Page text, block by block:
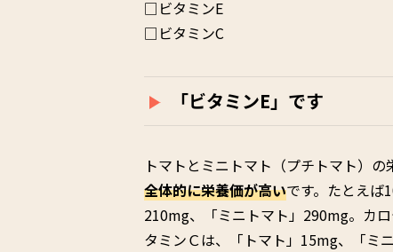
□ビタミンE
□ビタミンC
「ビタミンE」です
トマトとミニトマト（プチトマト）の
全体的に栄養価が高いです。たとえば
210mg、「ミニトマト」290mg。カ
タミンＣは、「トマト」15mg、「ミ